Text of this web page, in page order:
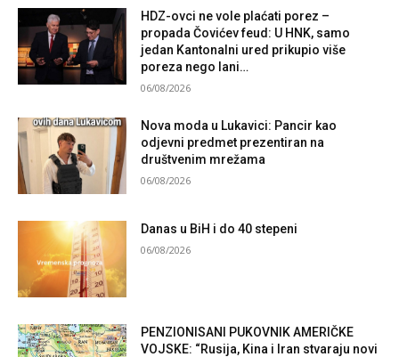
HDZ-ovci ne vole plaćati porez –
propada Čovićev feud: U HNK, samo
jedan Kantonalni ured prikupio više
poreza nego lani…
06/08/2026
Nova moda u Lukavici: Pancir kao
odjevni predmet prezentiran na
društvenim mrežama
06/08/2026
Danas u BiH i do 40 stepeni
06/08/2026
PENZIONISANI PUKOVNIK AMERIČKE
VOJSKE: “Rusija, Kina i Iran stvaraju novi